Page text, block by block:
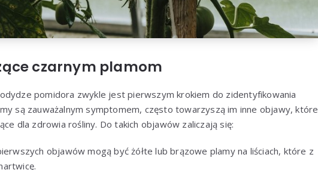
czarnym plamom
pomidora zwykle jest pierwszym krokiem do zidentyfikowania
są zauważalnym symptomem, często towarzyszą im inne objawy, które
dla zdrowia rośliny. Do takich objawów zaliczają się:
objawów mogą być żółte lub brązowe plamy na liściach, które z